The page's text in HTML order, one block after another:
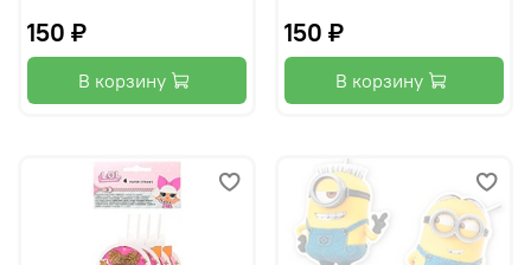
150 ₽
В корзину
150 ₽
В корзину